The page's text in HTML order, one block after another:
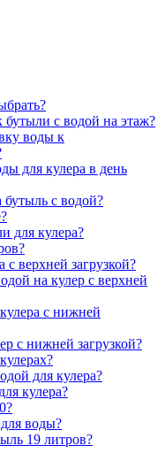
с водой на этаж?
воды к
для кулера в день
с водой?
для кулера?
с верхней загрузкой?
на кулер с верхней
с нижней
с нижней загрузкой?
для кулера?
кулера?
воды?
19 литров?